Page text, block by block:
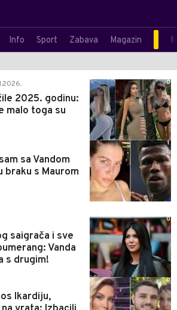
Info Sport Zabava Magazin
2025. godinu:
malo toga su
0
sa Vandom
braku s Maurom
1
saigrača i sve
Vanda
s drugim!
0
Ikardiju,
0